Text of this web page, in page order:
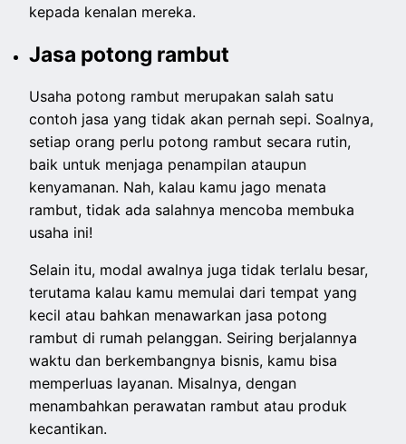
kepada kenalan mereka.
Jasa potong rambut
Usaha potong rambut merupakan salah satu
contoh jasa yang tidak akan pernah sepi. Soalnya,
setiap orang perlu potong rambut secara rutin,
baik untuk menjaga penampilan ataupun
kenyamanan. Nah, kalau kamu jago menata
rambut, tidak ada salahnya mencoba membuka
usaha ini!
Selain itu, modal awalnya juga tidak terlalu besar,
terutama kalau kamu memulai dari tempat yang
kecil atau bahkan menawarkan jasa potong
rambut di rumah pelanggan. Seiring berjalannya
waktu dan berkembangnya bisnis, kamu bisa
memperluas layanan. Misalnya, dengan
menambahkan perawatan rambut atau produk
kecantikan.